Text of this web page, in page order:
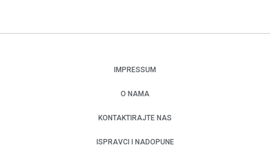
IMPRESSUM
O NAMA
KONTAKTIRAJTE NAS
ISPRAVCI I NADOPUNE